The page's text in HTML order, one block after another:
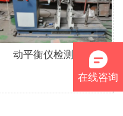
动平衡仪检测蜗杆
在线咨询